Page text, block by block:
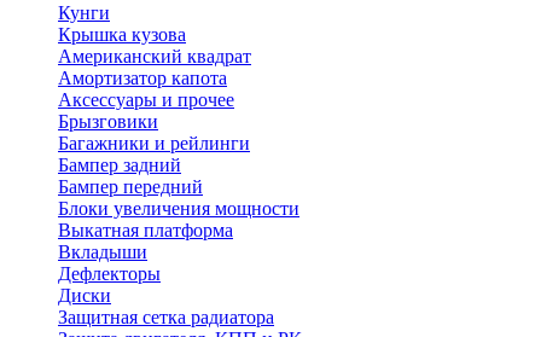
Кунги
Крышка кузова
Американский квадрат
Амортизатор капота
Аксессуары и прочее
Брызговики
Багажники и рейлинги
Бампер задний
Бампер передний
Блоки увеличения мощности
Выкатная платформа
Вкладыши
Дефлекторы
Диски
Защитная сетка радиатора